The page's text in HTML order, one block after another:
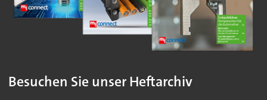
Besuchen Sie unser Heftarchiv